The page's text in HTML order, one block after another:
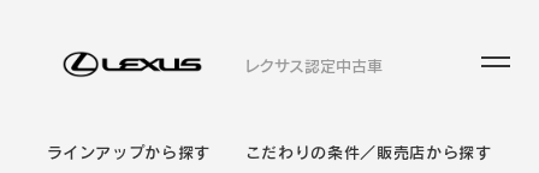
レクサス認定中古車
ラインアップから探す こだわりの条件／販売店から探す